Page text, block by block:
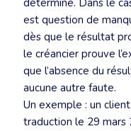
déterminé. Dans le
est question de
dès que le résultat
le créancier prouve
que l’absence du
aucune autre faute.
Un exemple : un
traduction le 29 mars